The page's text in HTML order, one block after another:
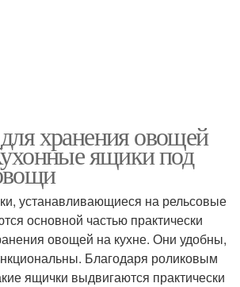
хранения овощей
ящики под
устанавливающиеся на рельсовые
основной частью практически
овощей на кухне. Они удобны,
Благодаря роликовым
ящички выдвигаются практически